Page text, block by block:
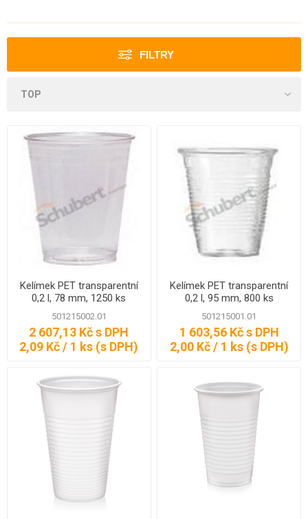
FILTRY
Kelímek PET transparentní
0,2 l, 78 mm, 1250 ks
501215002.01
2 607,13 Kč s DPH
2,09 Kč / 1 ks (s DPH)
Kelímek PET transparentní
0,2 l, 95 mm, 800 ks
501215001.01
1 603,56 Kč s DPH
2,00 Kč / 1 ks (s DPH)